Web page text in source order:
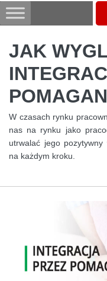
JAK
W czasach rynku
nas na rynku jako
utrwalać jego
na każdym kroku.